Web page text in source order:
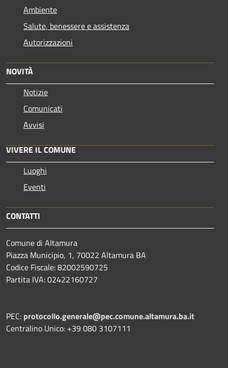
Ambiente
Salute, benessere e assistenza
Autorizzazioni
NOVITÀ
Notizie
Comunicati
Avvisi
VIVERE IL COMUNE
Luoghi
Eventi
CONTATTI
Comune di Altamura
Piazza Municipio, 1, 70022 Altamura BA
Codice Fiscale: 82002590725
Partita IVA: 02422160727
PEC: protocollo.generale@pec.comune.altamura.ba.it
Centralino Unico: +39 080 3107111